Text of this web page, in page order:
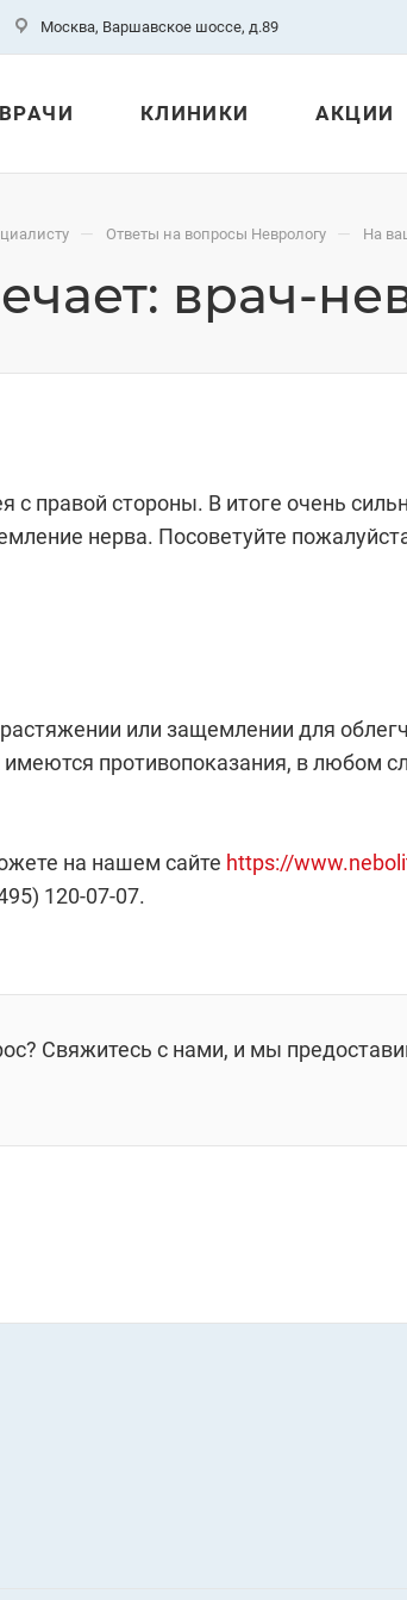
Москва, Варшавское шоссе, д.89
ВРАЧИ КЛИНИКИ АКЦИИ
— Ответы на вопросы Неврологу — На
врач-
с правой стороны. В итоге очень
нерва. Посоветуйте
или защемлении для
противопоказания, в любом
на нашем сайте https://
120-07-07.
Свяжитесь с нами, и мы